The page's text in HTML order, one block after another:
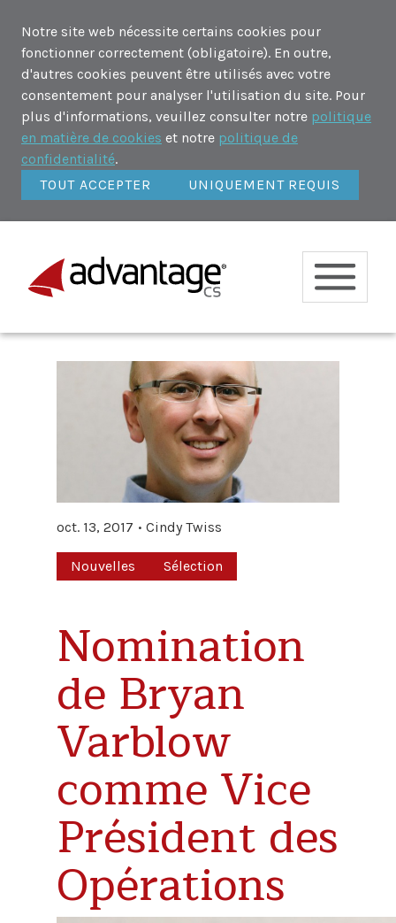
Notre site web nécessite certains cookies pour
fonctionner correctement (obligatoire). En outre,
d'autres cookies peuvent être utilisés avec votre
consentement pour analyser l'utilisation du site. Pour
plus d'informations, veuillez consulter notre politique
en matière de cookies et notre politique de
confidentialité.
TOUT ACCEPTER
UNIQUEMENT REQUIS
oct. 13, 2017 Cindy Twiss
Nouvelles Sélection
Nomination
de Bryan
Varblow
comme Vice
Président des
Opérations